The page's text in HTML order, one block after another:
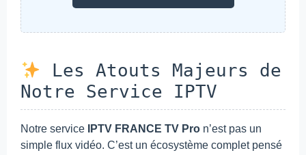
Les Atouts Majeurs de
Notre Service IPTV
Notre service IPTV FRANCE TV Pro n’est pas un
simple flux vidéo. C’est un écosystème complet pensé